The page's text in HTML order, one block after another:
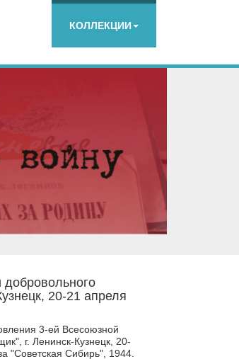
КОЛЛЕКЦИИ
20-21 апреля
3-ей Всесоюзной
г. Ленинск-Кузнецк, 20-
"Советская Сибирь", 1944.